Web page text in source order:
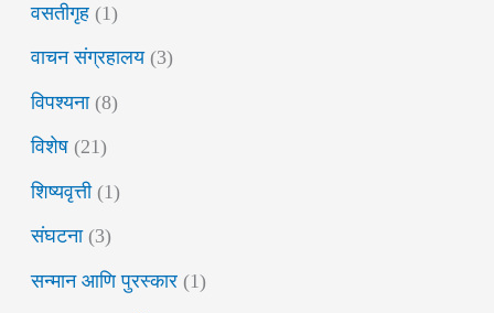
वसतीगृह (1)
वाचन संग्रहालय(3)
विपश्यना(8)
विशेष (21)
शिष्यवृत्ती(1)
संघटना(3)
सन्मान आणि पुरस्कार (1)